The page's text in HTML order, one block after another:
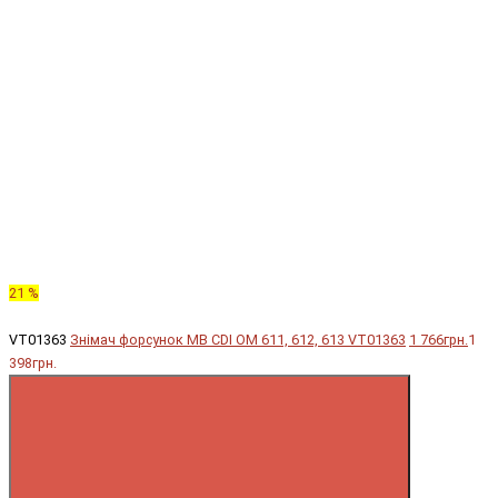
21 %
VT01363 Знімач форсунок MB CDI OM 611, 612, 613 VT01363 1 766грн.1
398грн.